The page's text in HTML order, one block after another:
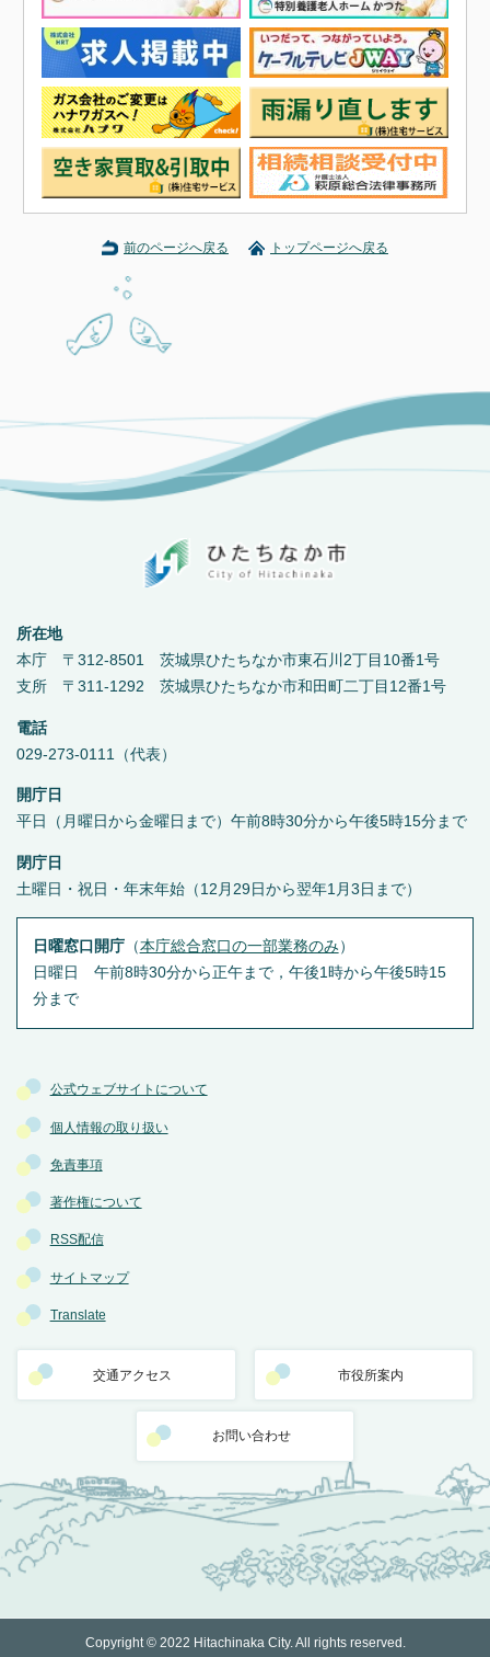
前のページへ戻る トップページへ戻る
公式ウェブサイトについて
個人情報の取り扱い
免責事項
著作権について
RSS配信
サイトマップ
Translate
交通アクセス 市役所案内
お問い合わせ
所在地
本庁 〒312-8501 茨城県ひたちなか市東石川2丁目10番1号
支所 〒311-1292 茨城県ひたちなか市和田町二丁目12番1号
電話
029-273-0111（代表）
開庁日
平日（月曜日から金曜日まで）午前8時30分から午後5時15分まで
閉庁日
土曜日・祝日・年末年始（12月29日から翌年1月3日まで）
日曜窓口開庁（本庁総合窓口の一部業務のみ ）
日曜日 午前8時30分から正午まで，午後1時から午後5時15
分まで
Copyright © 2022 Hitachinaka City. All rights reserved.